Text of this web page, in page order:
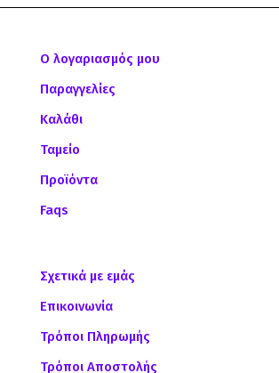
Ο λογαριασμός μου
Παραγγελίες
Καλάθι
Ταμείο
Προϊόντα
Faqs
Σχετικά με εμάς
Επικοινωνία
Τρόποι Πληρωμής
Τρόποι Αποστολής